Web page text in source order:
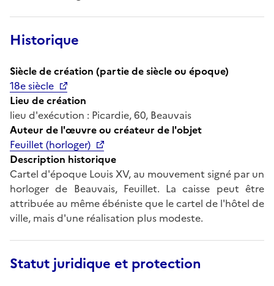
Historique
Siècle de création (partie de siècle ou époque)
18e siècle
Lieu de création
lieu d'exécution : Picardie, 60, Beauvais
Auteur de l'œuvre ou créateur de l'objet
Feuillet (horloger)
Description historique
Cartel d'époque Louis XV, au mouvement signé par un
horloger de Beauvais, Feuillet. La caisse peut être
attribuée au même ébéniste que le cartel de l'hôtel de
ville, mais d'une réalisation plus modeste.
Statut juridique et protection